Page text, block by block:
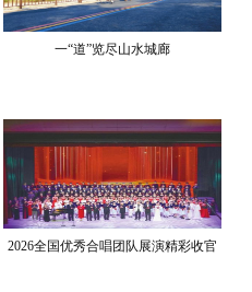
一“道”览尽山水城廊
2026全国优秀合唱团队展演精彩收官